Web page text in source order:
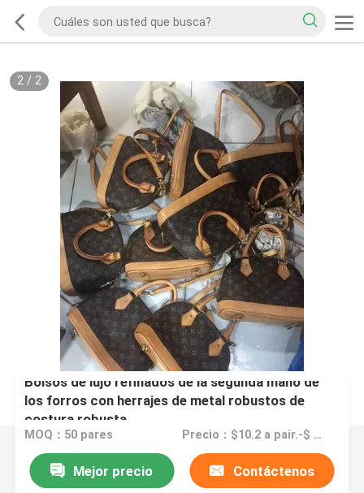
2/ 2
Bolsos de lujo refinados de la segunda mano de
los forros con herrajes de metal robustos de
costura robusta
MOQ：50 pares Precio：$10.2 a pair.-$ 15.8 a pair
Mejor precio Contáctenos